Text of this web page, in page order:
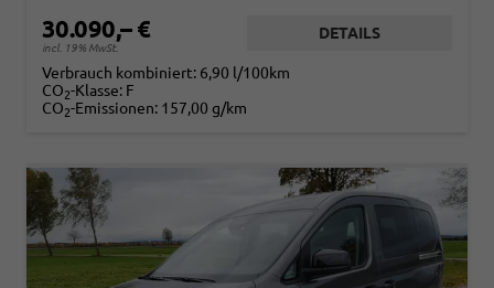
30.090,– €
incl. 19% MwSt.
DETAILS
Verbrauch kombiniert: 6,90 l/100km
CO2-Klasse: F
CO2-Emissionen: 157,00 g/km